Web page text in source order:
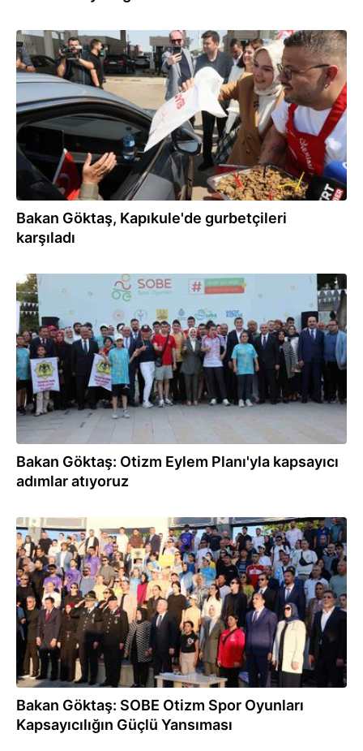
19.07.2026
Bakan Göktaş, Kapıkule'de gurbetçileri
karşıladı
16.07.2026
Bakan Göktaş: Otizm Eylem Planı'yla kapsayıcı
adımlar atıyoruz
16.07.2026
Bakan Göktaş: SOBE Otizm Spor Oyunları
Kapsayıcılığın Güçlü Yansıması